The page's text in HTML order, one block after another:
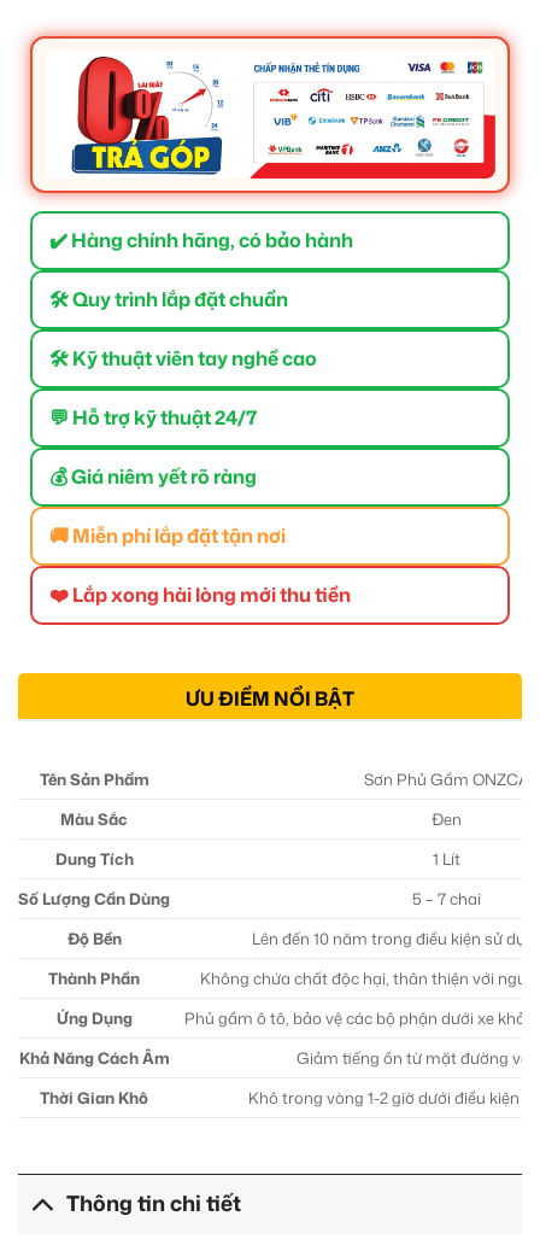
✔️ Hàng chính hãng, có bảo hành
🛠 Quy trình lắp đặt chuẩn
🛠 Kỹ thuật viên tay nghề cao
💬 Hỗ trợ kỹ thuật 24/7
💰 Giá niêm yết rõ ràng
🚚 Miễn phí lắp đặt tận nơi
❤️ Lắp xong hài lòng mới thu tiền
ƯU ĐIỂM NỔI BẬT
Tên Sản Phẩm
Sơn Phủ Gầm ONZCA
Màu Sắc
Đen
Dung Tích
1 Lít
Số Lượng Cần Dùng
5 – 7 chai
Độ Bền
Lên đến 10 năm trong điều kiện sử
Thành Phần
Không chứa chất độc hại, thân thiện với
Ứng Dụng
Phủ gầm ô tô, bảo vệ các bộ phận dưới xe
Khả Năng Cách Âm
Giảm tiếng ồn từ mặt đường và
Thời Gian Khô
Khô trong vòng 1-2 giờ dưới điều kiện
Thông tin chi tiết